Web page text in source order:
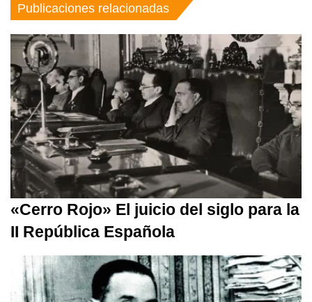
Publicaciones relacionadas
«Cerro Rojo» El juicio del siglo para la
II República Española